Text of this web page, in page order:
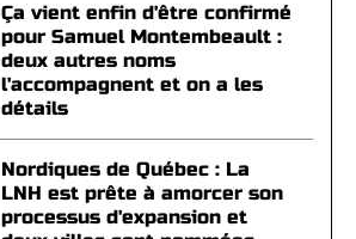
Ça vient enfin d'être confirmé
pour Samuel Montembeault :
deux autres noms
l'accompagnent et on a les
détails
Nordiques de Québec : La
LNH est prête à amorcer son
processus d'expansion et